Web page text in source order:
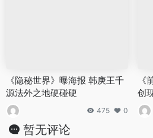
《隐秘世界》曝海报 韩庚王千
源法外之地硬碰硬
475 0
《
创
暂无评论